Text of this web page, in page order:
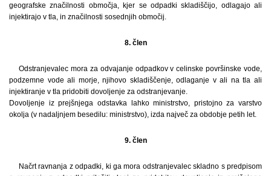
geografske značilnosti območja, kjer se odpadki skladiščijo, odlagajo ali
injektirajo v tla, in značilnosti sosednjih območij.
8. člen
Odstranjevalec mora za odvajanje odpadkov v celinske površinske vode,
podzemne vode ali morje, njihovo skladiščenje, odlaganje v ali na tla ali
injektiranje v tla pridobiti dovoljenje za odstranjevanje.
Dovoljenje iz prejšnjega odstavka lahko ministrstvo, pristojno za varstvo
okolja (v nadaljnjem besedilu: ministrstvo), izda največ za obdobje petih let.
9. člen
Načrt ravnanja z odpadki, ki ga mora odstranjevalec skladno s predpisom